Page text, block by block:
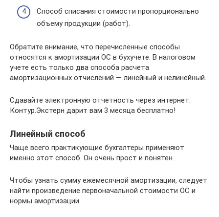
Способ списания стоимости пропорционально
объему продукции (работ).
Обратите внимание, что перечисленные способы
относятся к амортизации ОС в бухучете. В налоговом
учете есть только два способа расчета
амортизационных отчислений — линейный и нелинейный.
Сдавайте электронную отчетность через интернет.
Контур.Экстерн дарит вам 3 месяца бесплатно!
Линейный способ
Чаще всего практикующие бухгалтеры применяют
именно этот способ. Он очень прост и понятен.
Чтобы узнать сумму ежемесячной амортизации, следует
найти произведение первоначальной стоимости ОС и
нормы амортизации.